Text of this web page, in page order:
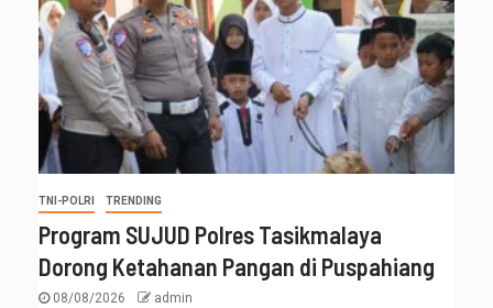
TNI-POLRI TRENDING
Program SUJUD Polres Tasikmalaya
Dorong Ketahanan Pangan di Puspahiang
08/08/2026 admin